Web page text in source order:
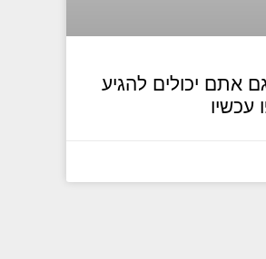
אתם יכולים להגיע
עכשיו